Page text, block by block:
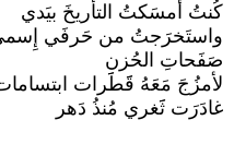
كُنتُ أمسَكتُ التأريخَ بيَدي
واستَخرَجتُ من حَرفَي
صَفَحاتِ الحُزن
لأمزُجَ مَعَهُ قََطََرات
غادَرَت ثََغري مُنذُ دَهر